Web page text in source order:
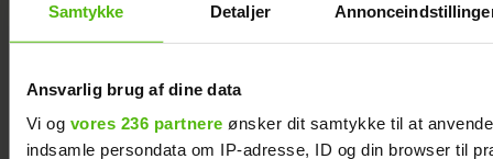
Samtykke Detaljer
Ansvarlig brug af dine data
Vi og vores 236 partnere ønsker dit samtykke til at
indsamle persondata om IP-adresse, ID og din browser til